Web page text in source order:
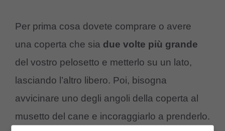
Per prima cosa dovete comprare o avere
una coperta che sia due volte più grande
del vostro pelosetto e metterlo su un lato,
lasciando l’altro libero. Poi, bisogna
avvicinare uno degli angoli della coperta al
musetto del cane e incoraggiarlo a prenderlo.